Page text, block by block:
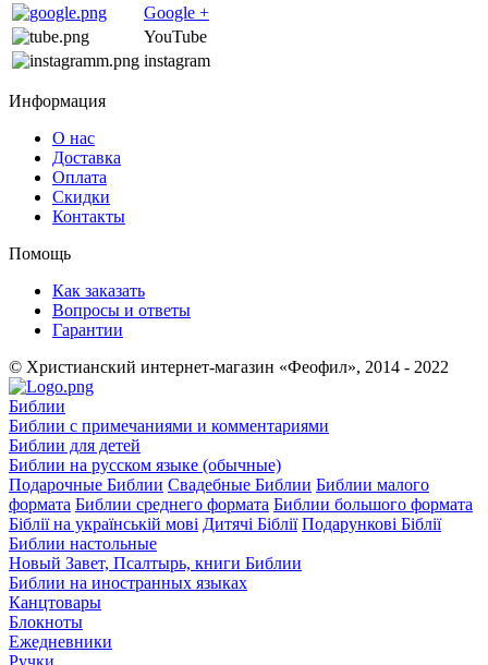
Google +
YouTube
instagram
Информация
О нас
Доставка
Оплата
Скидки
Контакты
Помощь
Как заказать
Вопросы и ответы
Гарантии
© Христианский интернет-магазин «Феофил», 2014 - 2022
Библии
Библии с примечаниями и комментариями
Библии для детей
Библии на русском языке (обычные)
Подарочные Библии Свадебные Библии Библии малого
формата Библии среднего формата Библии большого формата
Біблії на українській мові Дитячі Біблії Подарункові Біблії
Библии настольные
Новый Завет, Псалтырь, книги Библии
Библии на иностранных языках
Канцтовары
Блокноты
Ежедневники
Ручки